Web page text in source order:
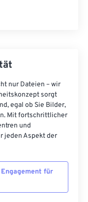
nur Dateien – wir
sorgt
egal ob Sie Bilder,
Mit fortschrittlicher
und
jeden Aspekt der
für